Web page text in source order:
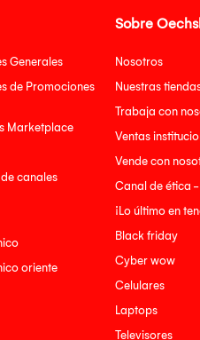
Generales
de Promociones
Marketplace
canales
oriente
Sobre
Nosotros
Nuestras
Trabaja con
Ventas
Vende con
Canal de ética -
¡Lo último en
Black friday
Cyber wow
Celulares
Laptops
Televisores